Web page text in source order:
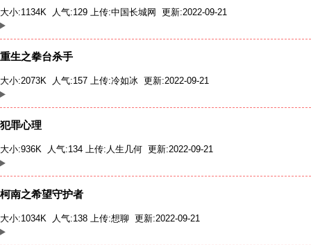
大小:1134K 人气:129 上传:中国长城网 更新:2022-09-21
重生之拳台杀手
大小:2073K 人气:157 上传:冷如冰 更新:2022-09-21
犯罪心理
大小:936K 人气:134 上传: 人生几何 更新:2022-09-21
柯南之希望守护者
大小:1034K 人气:138 上传:想聊 更新:2022-09-21